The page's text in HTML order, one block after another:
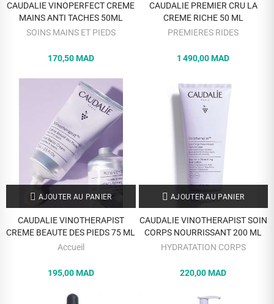
CAUDALIE VINOPERFECT CREME
MAINS ANTI TACHES 50ML
SOINS MAINS ET PIEDS
170,50 MAD
CAUDALIE PREMIER CRU LA
CREME RICHE 50 ML
PREMIERES RIDES
1 490,00 MAD
AJOUTER AU PANIER
CAUDALIE VINOTHERAPIST
CREME BEAUTE DES PIEDS 75 ML
Accueil
195,00 MAD
AJOUTER AU PANIER
CAUDALIE VINOTHERAPIST SOIN
CORPS NOURRISSANT 200 ML
HYDRATATION CORPS
220,00 MAD